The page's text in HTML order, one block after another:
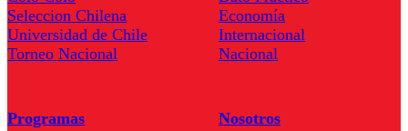
Seleccion Chilena
Universidad de Chile
Torneo Nacional
Economía
Internacional
Nacional
Programas
Nosotros